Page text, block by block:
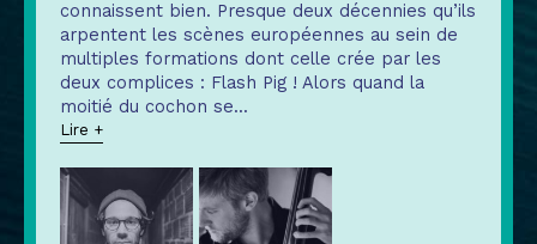
connaissent bien. Presque deux décennies qu’ils
arpentent les scènes européennes au sein de
multiples formations dont celle crée par les
deux complices : Flash Pig ! Alors quand la
moitié du cochon se...
Lire +